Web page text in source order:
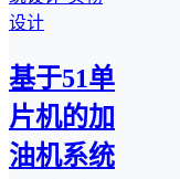
基于51单
片机的加
油机系统